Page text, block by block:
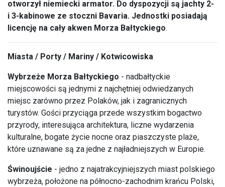
otworzył niemiecki armator. Do dyspozycji są jachty 2-
i 3-kabinowe ze stoczni Bavaria. Jednostki posiadają
licencję na cały akwen Morza Bałtyckiego.
Miasta / Porty / Mariny / Kotwicowiska
Wybrzeże Morza Bałtyckiego - nadbałtyckie
miejscowości są jednymi z najchętniej odwiedzanych
miejsc zarówno przez Polaków, jak i zagranicznych
turystów. Gości przyciąga przede wszystkim bogactwo
przyrody, interesująca architektura, liczne wydarzenia
kulturalne, bogate życie nocne oraz piaszczyste plaże,
które uznawane są za jedne z najładniejszych w Europie.
Świnoujście - jedno z najatrakcyjniejszych miast polskiego
wybrzeża, położone na północno-zachodnim krańcu Polski,